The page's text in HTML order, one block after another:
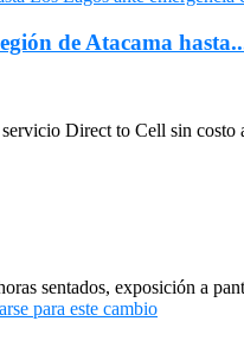
de Atacama
Direct to Cell sin costo
sentados, exposición a